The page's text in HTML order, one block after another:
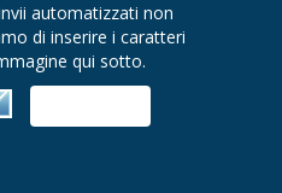
automatizzati non
di inserire i caratteri
qui sotto.